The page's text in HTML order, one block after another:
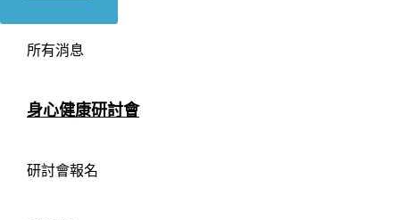
所有消息
身心健康研討會
研討會報名